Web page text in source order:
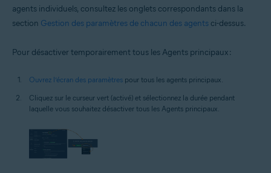
agents individuels, consultez les onglets correspondants dans la
section Gestion des paramètres de chacun des agents ci-dessus.
Pour désactiver temporairement tous les Agents principaux :
Ouvrez l’écran des paramètres pour tous les agents principaux.
Cliquez sur le curseur vert (activé) et sélectionnez la durée pendant
laquelle vous souhaitez désactiver tous les Agents principaux.